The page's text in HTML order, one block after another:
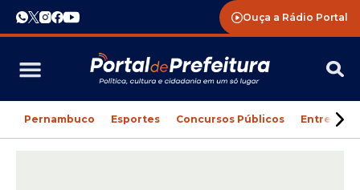
Ouça a Rádio Portal
Pernambuco Esportes Concursos Públicos